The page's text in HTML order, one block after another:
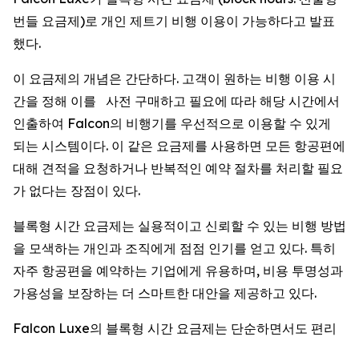
번들 요금제)로 개인 제트기 비행 이용이 가능하다고 발표
했다.
이 요금제의 개념은 간단하다. 고객이 원하는 비행 이용 시
간을 정해 이를 사전 구매하고 필요에 따라 해당 시간에서
인출하여 Falcon의 비행기를 우선적으로 이용할 수 있게
되는 시스템이다. 이 같은 요금제를 사용하면 모든 항공편에
대해 견적을 요청하거나 반복적인 예약 절차를 처리할 필요
가 없다는 장점이 있다.
블록형 시간 요금제는 실용적이고 신뢰할 수 있는 비행 방법
을 모색하는 개인과 조직에게 점점 인기를 얻고 있다. 특히
자주 항공편을 예약하는 기업에게 유용하며, 비용 투명성과
가용성을 보장하는 더 스마트한 대안을 제공하고 있다.
Falcon Luxe의 블록형 시간 요금제는 단순하면서도 편리